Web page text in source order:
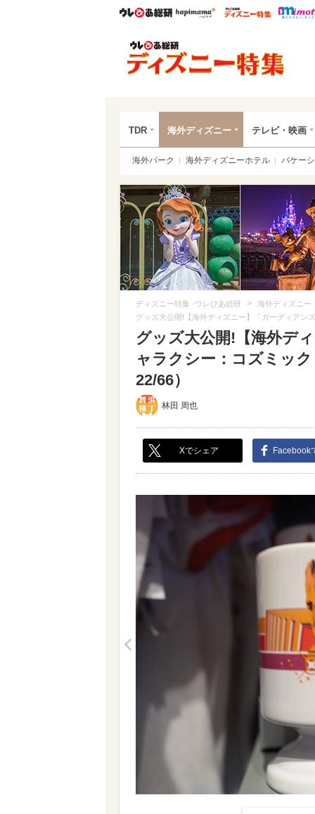
ウレぴあ総研ハピママ*
ウレぴ
TDR 海外ディズニー テレビ・映画
海外パーク 海外ディズニーホテル バケー
ディズニー特集 -ウレぴあ総研 >
海外ディズニー
グッズ大公開!【海外ディズニー】「ガーディアン
グッズ大公開!【海外デ
ャラクシー：コズミッ
22/66）
林田 周也
Xでシェア Facebook